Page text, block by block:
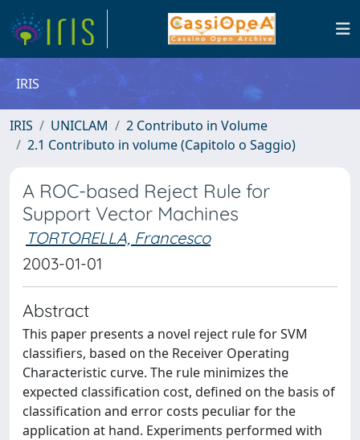
IRIS
IRIS UNICLAM
2 Contributo in Volume
2.1 Contributo in volume (Capitolo o Saggio)
A ROC-based Reject Rule for
Support Vector Machines
TORTORELLA, Francesco
2003-01-01
Abstract
This paper presents a novel reject rule for SVM
classifiers, based on the Receiver Operating
Characteristic curve. The rule minimizes the
expected classification cost, defined on the basis of
classification and error costs peculiar for the
application at hand. Experiments performed with